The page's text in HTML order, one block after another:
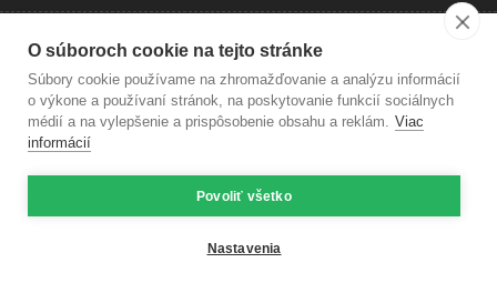
O súboroch cookie na tejto stránke
Súbory cookie používame na zhromažďovanie a analýzu informácií
o výkone a používaní stránok, na poskytovanie funkcií sociálnych
médií a na vylepšenie a prispôsobenie obsahu a reklám. Viac
informácií
Povoliť všetko
Nastavenia
eshop na mieruvytvorilo